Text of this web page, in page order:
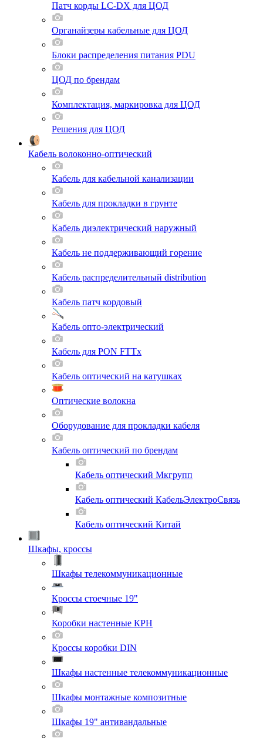
Патч корды LC-DX для ЦОД
Органайзеры кабельные для ЦОД
Блоки распределения питания PDU
ЦОД по брендам
Комплектация, маркировка для ЦОД
Решения для ЦОД
Кабель волоконно-оптический
Кабель для кабельной канализации
Кабель для прокладки в грунте
Кабель диэлектрический наружный
Кабель не поддерживающий горение
Кабель распределительный distribution
Кабель патч кордовый
Кабель опто-электрический
Кабель для PON FTTx
Кабель оптический на катушках
Оптические волокна
Оборудование для прокладки кабеля
Кабель оптический по брендам
Кабель оптический Мкгрупп
Кабель оптический КабельЭлектроСвязь
Кабель оптический Китай
Шкафы, кроссы
Шкафы телекоммуникационные
Кроссы стоечные 19"
Коробки настенные КРН
Кроссы коробки DIN
Шкафы настенные телекоммуникационные
Шкафы монтажные композитные
Шкафы 19" антивандальные